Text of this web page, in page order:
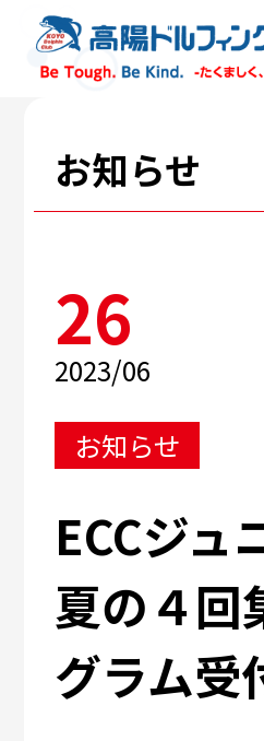
お知らせ
26
2023/06
お知らせ
ECCジュ
夏の４回
グラム受